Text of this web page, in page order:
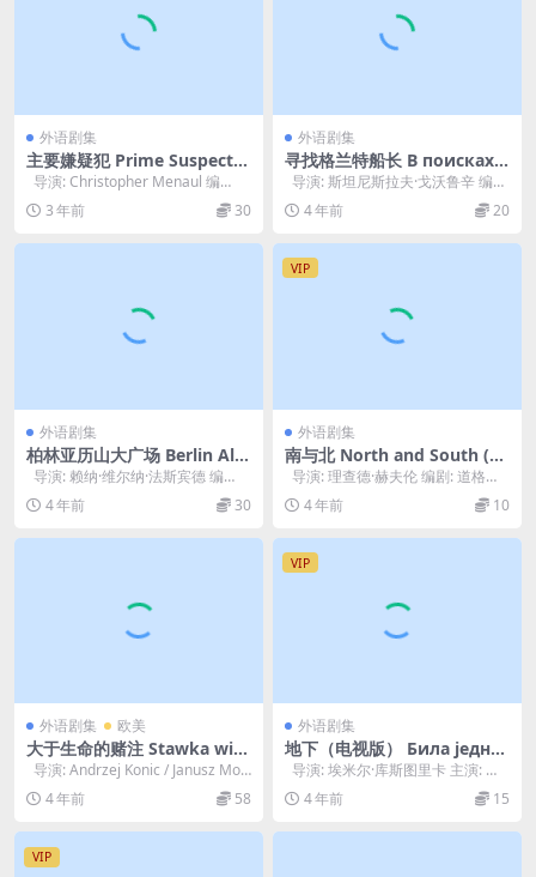
外语剧集
主要嫌疑犯 Prime Suspect
【1991-2006】
导演: Christopher Menaul 编
剧: 琳达·拉·普...
3 年前 30
外语剧集
寻找格兰特船长 В поисках к
апитана Гранта (1986)
导演: 斯坦尼斯拉夫·戈沃鲁辛 编
剧: 儒勒·凡尔纳 / 斯坦尼斯...
4 年前 20
外语剧集
柏林亚历山大广场 Berlin Ale
xanderplatz (1980)
导演: 赖纳·维尔纳·法斯宾德 编
剧: 阿尔弗德·多布林 / 赖纳...
4 年前 30
VIP
外语剧集
南与北 North and South (19
85)-S01
导演: 理查德·赫夫伦 编剧: 道格拉
斯·海耶斯 主演: 帕特里克...
4 年前 10
外语剧集 欧美
大于生命的赌注 Stawka wie
ksza niz zycie (1968)
导演: Andrzej Konic / Janusz Mor
gen...
4 年前 58
VIP
外语剧集
地下（电视版） Била једно
м једна земља (1996)
导演: 埃米尔·库斯图里卡 主演: 米
基·马诺伊洛维奇 / 米里亚...
4 年前 15
VIP